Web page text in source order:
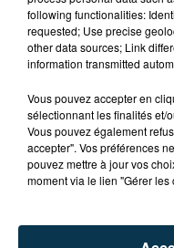
TITRES
17h34
17h34
following functionalities:
requested; Use precise
other data sources; Link
information transmitted
Vous pouvez accepter en
sélectionnant les finalités et/
Vous pouvez également
accepter". Vos préférences
pouvez mettre à jour vos
moment via le lien "Gérer